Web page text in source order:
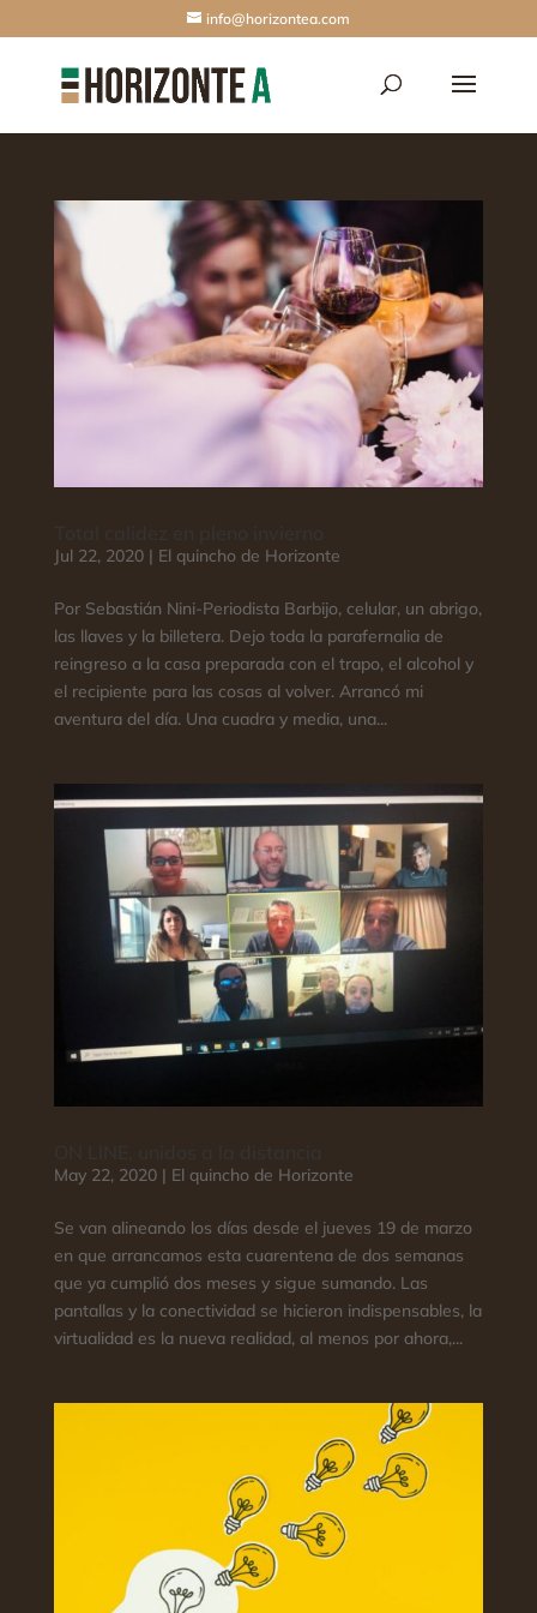
info@horizontea.com
Jul 22, 2020| El quincho de Horizonte
Por Sebastián Nini-Periodista Barbijo, celular, un abrigo,
las llaves y la billetera. Dejo toda la parafernalia de
reingreso a la casa preparada con el trapo, el alcohol y
el recipiente para las cosas al volver. Arrancó mi
aventura del día. Una cuadra y media, una...
May 22, 2020| El quincho de Horizonte
Se van alineando los días desde el jueves 19 de marzo
en que arrancamos esta cuarentena de dos semanas
que ya cumplió dos meses y sigue sumando. Las
pantallas y la conectividad se hicieron indispensables, la
virtualidad es la nueva realidad, al menos por ahora,...